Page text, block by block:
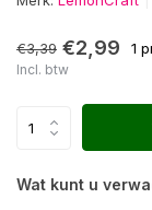
€3,39 €2,99 1
Incl. btw
Wat kunt u